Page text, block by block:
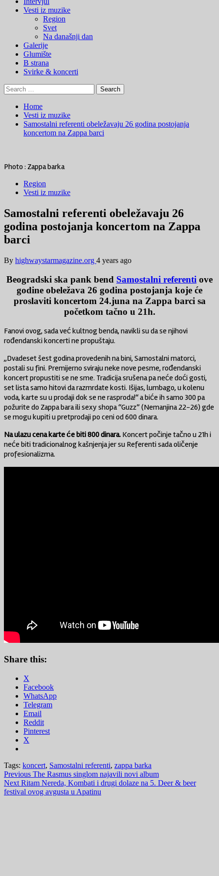
Vesti iz muzike
Region
Svet
Na današnji dan
Galerije
Glumište
B strana
Svirke & koncerti
Search
for:
Home
Vesti iz muzike
Samostalni referenti obeležavaju 26 godina postojanja
koncertom na Zappa barci
Photo : Zappa barka
Region
Vesti iz muzike
Samostalni referenti obeležavaju 26
godina postojanja koncertom na Zappa
barci
By highwaystarmagazine.org 4 years ago
Beogradski ska pank bend Samostalni referenti ove
godine obeležava 26 godina postojanja koje će
proslaviti koncertom 24.juna na Zappa barci sa
početkom tačno u 21h.
Fanovi ovog, sada već kultnog benda, navikli su da se njihovi
rođendanski koncerti ne propuštaju.
,,Dvadeset šest godina provedenih na bini, Samostalni matorci,
postali su fini. Premijerno sviraju neke nove pesme, rođendanski
koncert propustiti se ne sme. Tradicija srušena pa neće doći gosti,
set lista samo hitovi da razmrdate kosti. Išijas, lumbago, u kolenu
voda, karte su u prodaji dok se ne rasproda!“ a biće ih samo 300 pa
požurite do Zappa bara ili sexy shopa “Guzz” (Nemanjina 22-26) gde
se mogu kupiti u pretprodaji po ceni od 600 dinara.
Na ulazu cena karte će biti 800 dinara. Koncert počinje tačno u 21h i
neće biti tradicionalnog kašnjenja jer su Referenti sada oličenje
profesionalizma.
Share this:
X
Facebook
WhatsApp
Telegram
Email
Reddit
Pinterest
X
Tags: koncert, Samostalni referenti, zappa barka
Post
navigation
Previous The Rasmus singlom najavili novi album
Next Ritam Nereda, Kombati i drugi dolaze na 5. Deer & beer
festival ovog avgusta u Apatinu